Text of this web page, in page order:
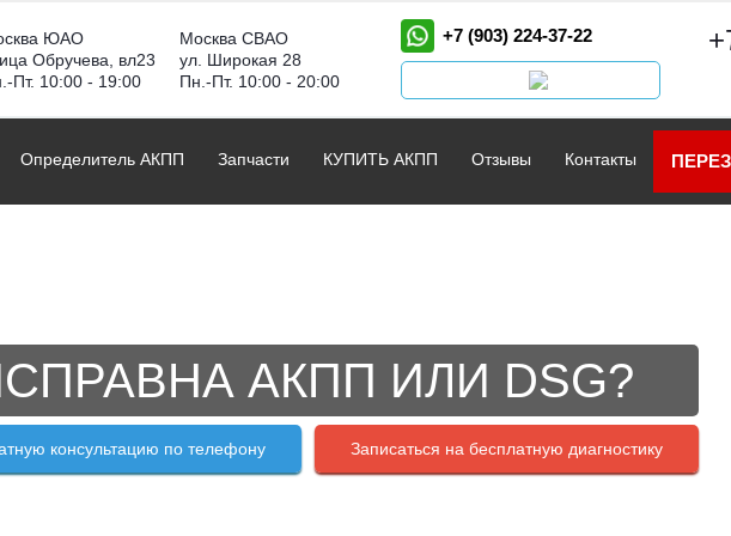
ЮАО
Обручева, вл23
Пт. 10:00 - 19:00
Москва СВАО
ул. Широкая 28
Пн.-Пт. 10:00 - 20:00
+7 (903) 224-37-22
Определитель АКПП Запчасти КУПИТЬ АКПП Отзывы Контакты
АКПП ИЛИ DSG?
консультацию по телефону Записаться на бесплатную диагностику